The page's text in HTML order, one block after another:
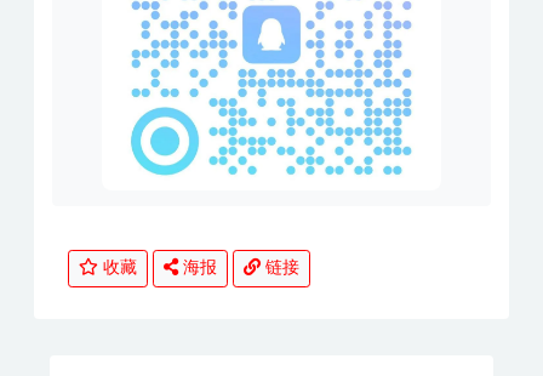
收藏 海报 链接